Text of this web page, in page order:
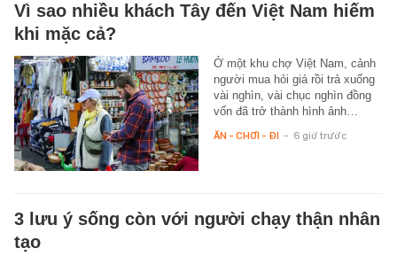
Vì sao nhiều khách Tây đến Việt Nam hiếm
khi mặc cả?
Ở một khu chợ Việt Nam, cảnh
người mua hỏi giá rồi trả xuống
vài nghìn, vài chục nghìn đồng
vốn đã trở thành hình ảnh…
ĂN - CHƠI - ĐI - 6 giờ trước
3 lưu ý sống còn với người chạy thận nhân
tạo